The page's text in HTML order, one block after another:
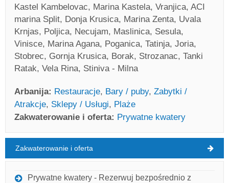
Kastel Kambelovac, Marina Kastela, Vranjica, ACI
marina Split, Donja Krusica, Marina Zenta, Uvala
Krnjas, Poljica, Necujam, Maslinica, Sesula,
Vinisce, Marina Agana, Poganica, Tatinja, Joria,
Stobrec, Gornja Krusica, Borak, Strozanac, Tanki
Ratak, Vela Rina, Stiniva - Milna
Arbanija: Restauracje, Bary / puby, Zabytki /
Atrakcje, Sklepy / Usługi, Plaże
Zakwaterowanie i oferta: Prywatne kwatery
Arbanija Pogoda
CZWARTEK
Zakwaterowanie i oferta
Prywatne kwatery - Rezerwuj bezpośrednio z